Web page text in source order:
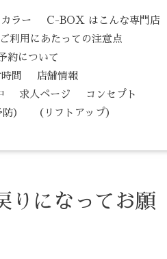
ラー
C-BOX はこんな専門店
ご利用にあたっての注意点
約について
間
店舗情報
求人ページ
コンセプト
フトアップ）
になってお願